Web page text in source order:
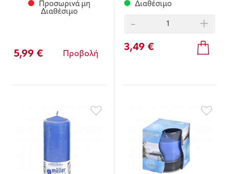
Προσωρινά μη
Διαθέσιμο
5,99 € Προβολή
Διαθέσιμο
- +
3,49 €